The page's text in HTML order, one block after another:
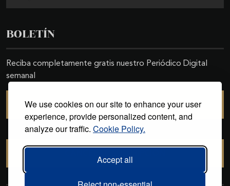
We use cookies on our site to enhance your user
experience, provide personalized content, and
analyze our traffic. Cookie Policy.
Accept all
BOLETÍN
Reciba completamente gratis nuestro Periódico Digital
semanal
SUSCRIBIRSE